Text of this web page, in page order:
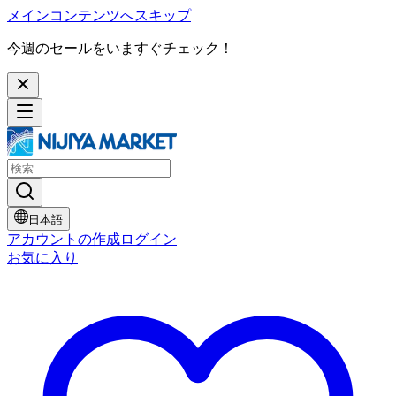
メインコンテンツへスキップ
今週のセールをいますぐチェック！
日本語
アカウントの作成ログイン
お気に入り